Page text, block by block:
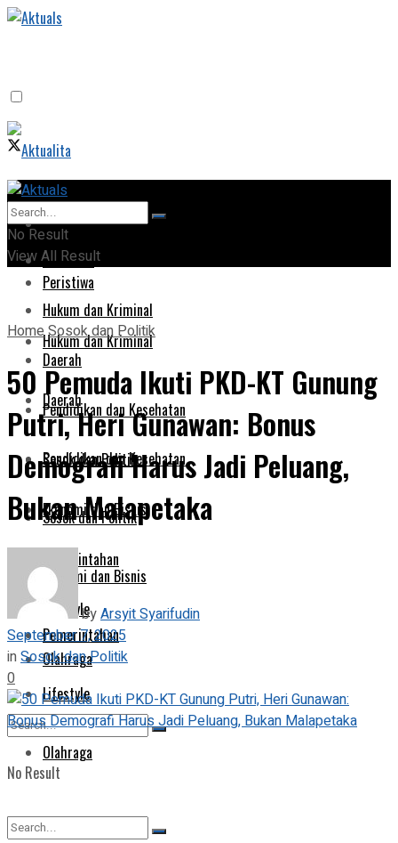
Home
Peristiwa
Hukum dan Kriminal
Daerah
Pendidikan dan Kesehatan
Sosok dan Politik
Ekonomi dan Bisnis
Pemerintahan
Lifestyle
Olahraga
No Result
View All Result
Home
Peristiwa
Hukum dan Kriminal
Daerah
Pendidikan dan Kesehatan
Sosok dan Politik
Ekonomi dan Bisnis
Pemerintahan
Lifestyle
Olahraga
No Result
View All Result
HomeSosok dan Politik
50 Pemuda Ikuti PKD-KT Gunung
Putri, Heri Gunawan: Bonus
Demografi Harus Jadi Peluang,
Bukan Malapetaka
byArsyit Syarifudin
September 7, 2025
inSosok dan Politik
0